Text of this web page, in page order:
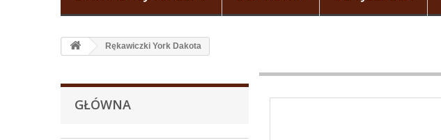
Rękawiczki York Dakota
GŁÓWNA